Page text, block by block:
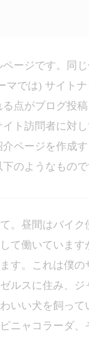
ージです。同
マでは) サイト
点がブログ投
ト訪問者に対
ページを作成
のようなもので
。昼間はバイク
て働いています
す。これは僕の
ルスに住み、ジ
いい犬を飼って
ニャコラーダ、